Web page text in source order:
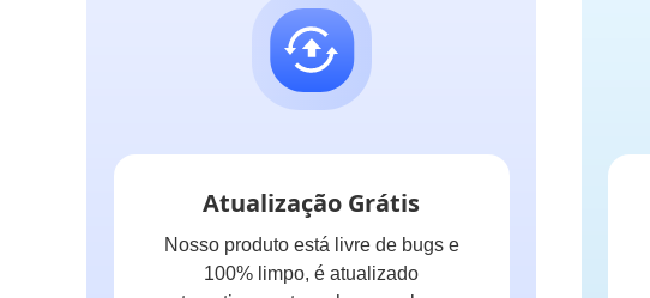
Atualização Grátis
Nosso produto está livre de bugs e
100% limpo, é atualizado